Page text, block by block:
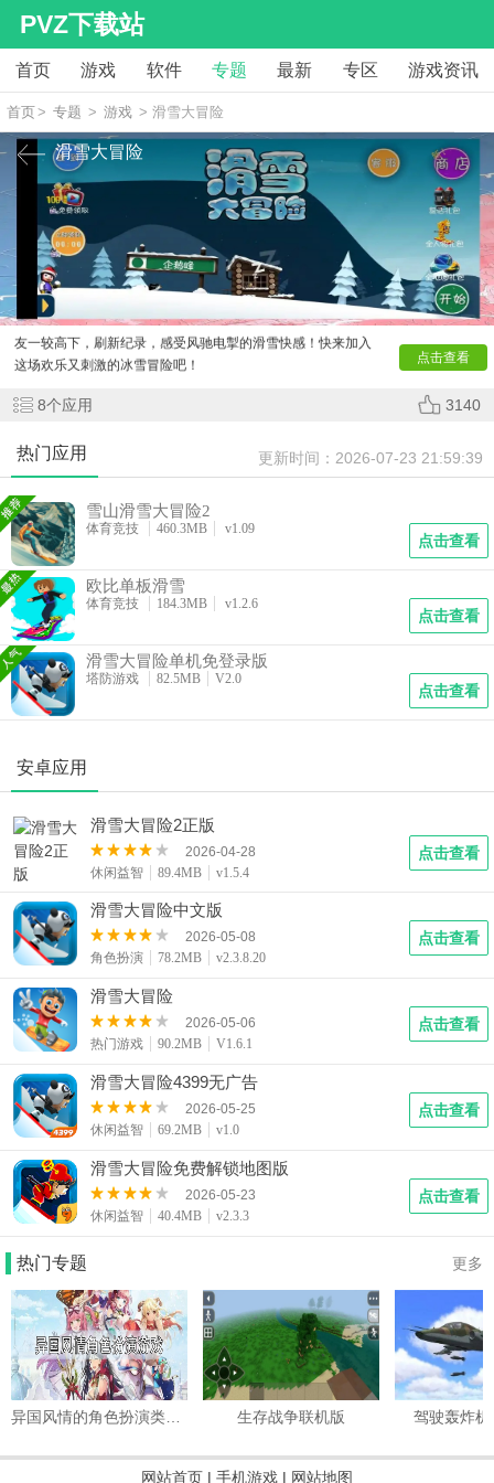
PVZ下载站
首页 游戏 软件 专题 最新 专区 游戏资讯
首页> 专题 > 游戏 > 滑雪大冒险
滑雪大冒险
点击查看
《滑雪大冒险
》是一款刺激有趣的滑雪跑酷游戏，带你体
验惊险的雪崩逃生之旅！操控角色在雪地上疾驰，翻转腾挪躲
避障碍，还能骑上企鹅、雪怪等神奇坐骑加速前进。游戏画面
清新，操作简单但挑战十足，多种场景和任务等你探索。与好
友一较高下，刷新纪录，感受风驰电掣的滑雪快感！快来加入
这场欢乐又刺激的冰雪冒险吧！
8个应用 3140
热门应用 更新时间： 2026-07-23 21:59:39
雪山滑雪大冒险2
体育竞技 460.3MB v1.09
点击查看
欧比单板滑雪
体育竞技 184.3MB v1.2.6
点击查看
滑雪大冒险单机免登录版
塔防游戏 82.5MB V2.0
点击查看
安卓应用
滑雪大冒险2正版
2026-04-28
休闲益智
89.4MB v1.5.4
点击查看
滑雪大冒险中文版
2026-05-08
角色扮演
78.2MB v2.3.8.20
点击查看
滑雪大冒险
2026-05-06
热门游戏
90.2MB V1.6.1
点击查看
滑雪大冒险4399无广告
2026-05-25
休闲益智
69.2MB v1.0
点击查看
滑雪大冒险免费解锁地图版
2026-05-23
休闲益智
40.4MB v2.3.3
点击查看
热门专题 更多
生存战争联机版 驾驶轰炸
网站首页 | 手机游戏 | 网站地图